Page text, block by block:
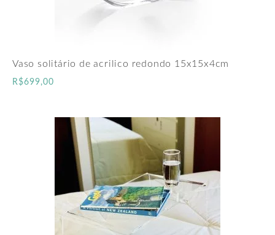
Vaso solitário de acrilico redondo 15x15x4cm
R$699,00